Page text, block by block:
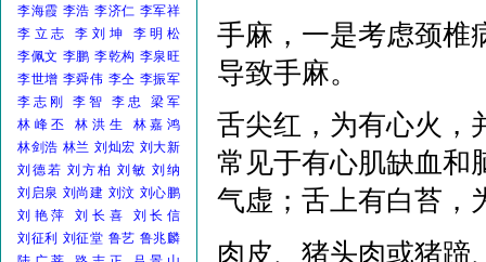
李海霞 李浩 李济仁 李军祥
李立志
李刘坤
李明松
李佩文 李鹏 李乾构 李泉旺
李世增 李舜伟 李仝 李振军
李志刚
李智 李忠
梁军
林峰丕
林洪生
林嘉鸿
林剑浩 林兰 刘灿宏 刘大新
刘德若 刘方柏 刘敏 刘纳
刘启泉 刘尚建 刘汶 刘心鹏
刘艳萍
刘长喜
刘长信
刘征利 刘征堂 鲁艺 鲁兆麟
手麻，一是考虑颈椎
导致手麻。
舌尖红，为有心火，
常见于有心肌缺血和
气虚；舌上有白苔，
肉皮、猪头肉或猪蹄